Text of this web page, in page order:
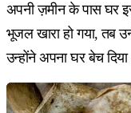
अपनी ज़मीन के पास घर
भूजल खारा हो गया, तब
उन्होंने अपना घर बेच